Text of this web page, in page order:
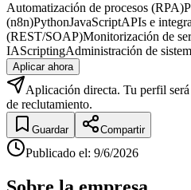
Automatización de procesos (RPA)
(n8n)PythonJavaScriptAPIs e
(REST/SOAP)Monitorización de
IAScriptingAdministración de
Aplicar ahora
Aplicación directa. Tu perfil
de reclutamiento.
Guardar Compartir
Publicado el: 9/6/2026